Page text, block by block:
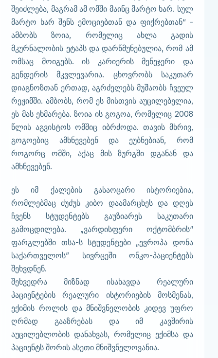
შეიძლება, მაგრამ ამ ომში მაინც მარტო ხარ. სულ
მარტო ხარ შენს ემოციებთან და ფიქრებთან“ -
ამბობს ზოია, რომელიც ახლა გადის
მკურნალობის ეტაპს და დარწმუნებულია, რომ ამ
ომსაც მოიგებს. ის კარიერის მენეჯერი და
გენდერის მკვლევარია. ცხოვრობს საკუთარ
დიაგნოზთან ერთად, აგრძელებს მუშაობს ჩვეულ
რეჟიმში. ამბობს, რომ ეს მისთვის აუცილებელია,
ეს მას ეხმარება. ზოია ის გოგოა, რომელიც 2008
წლის აგვისტოს ომშიც იბრძოდა. თავის მხრივ,
გოგოებიც ამხნევებენ და ეუბნებიან, რომ
როგორც ომში, აქაც მის ზურგში დგანან და
ამხნევებენ.
ეს იმ ქალების გასაოცარი ისტორიებია,
რომლებმაც ძუძუს კიბო დაამარცხეს და დღეს
ჩვენს სტუდენტებს გაუზიარეს საკუთარი
გამოცდილება. „ვარდისფერი ოქტომბრის“
ფარგლებში თსა-ს სტუდენტები „ევროპა დონა
საქართველოს” სივრცეში ონკო-პაციენტებს
შეხვდნენ.
შეხვედრა მიზნად ისახავდა რეალური
პაციენტების რეალური ისტორიების მოსმენას,
ექიმის როლის და მნიშვნელობის კიდევ უფრო
ღრმად გააზრებას და იმ კავშირის
აუცილებლობის დანახვას, რომელიც ექიმსა და
პაციენტს შორის ასეთი მნიშვნელოვანია.